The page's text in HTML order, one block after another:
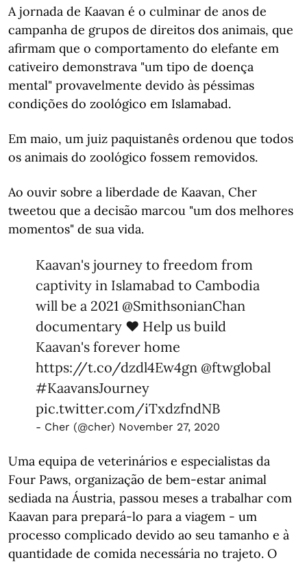
A jornada de Kaavan é o culminar de anos de
campanha de grupos de direitos dos animais, que
afirmam que o comportamento do elefante em
cativeiro demonstrava "um tipo de doença
mental" provavelmente devido às péssimas
condições do zoológico em Islamabad.
Em maio, um juiz paquistanês ordenou que todos
os animais do zoológico fossem removidos.
Ao ouvir sobre a liberdade de Kaavan, Cher
tweetou que a decisão marcou "um dos melhores
momentos" de sua vida.
Kaavan's journey to freedom from
captivity in Islamabad to Cambodia
will be a 2021 @SmithsonianChan
documentary ❤️ Help us build
Kaavan's forever home
https://t.co/dzdl4Ew4gn @ftwglobal
#KaavansJourney
pic.twitter.com/iTxdzfndNB
- Cher (@cher) November 27, 2020
Uma equipa de veterinários e especialistas da
Four Paws, organização de bem-estar animal
sediada na Áustria, passou meses a trabalhar com
Kaavan para prepará-lo para a viagem - um
processo complicado devido ao seu tamanho e à
quantidade de comida necessária no trajeto. O